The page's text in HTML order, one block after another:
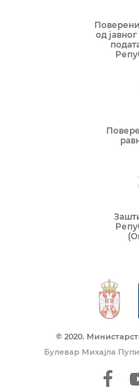
од
© 2020.
Булевар Михајла